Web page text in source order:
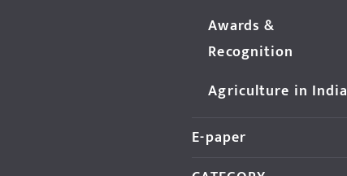
Awards &
Recognition
Agriculture in India
E-paper